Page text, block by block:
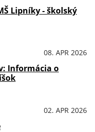
Lipníky - školský
08. APR 2026
Informácia o
02. APR 2026